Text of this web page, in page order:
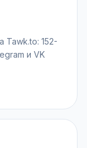
Tawk.to: 152-
и VK